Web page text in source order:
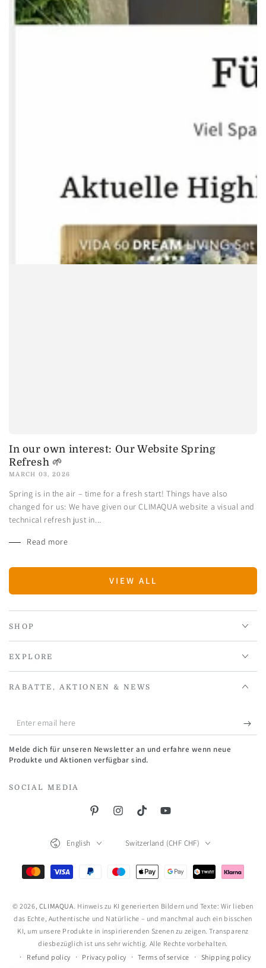
In our own interest: Our Website Spring
Refresh 🌱
MARCH 03, 2026
Spring is in the air – time for a fresh start! Things have also
changed for us: We have given our CLIMAQUA website a visual and
technical refresh just in...
Read more
VIEW ALL
SHOP
EXPLORE
RABATTE, AKTIONEN & NEWS
Enter
email
here
Melde dich für unseren Newsletter an und erfahre wenn neue
Produkte und Aktionen verfügbar sind.
SOCIAL MEDIA
PinterestInstagramTikTokYouTube
© 2026, CLIMAQUA. Hinweis zu KI generierten Bildern und Texte: Wir lieben
das Echte, Authentische und Natürliche – und manchmal auch ein bisschen
KI, um unsere Produkte in inspirierenden Szenen zu zeigen. Transparenz
diesbezüglich ist uns sehr wichtig. Alle Rechte vorbehalten.
Refund policy
Privacy policy Terms of service
Shipping policy
English Switzerland (CHF CHF)
Payment